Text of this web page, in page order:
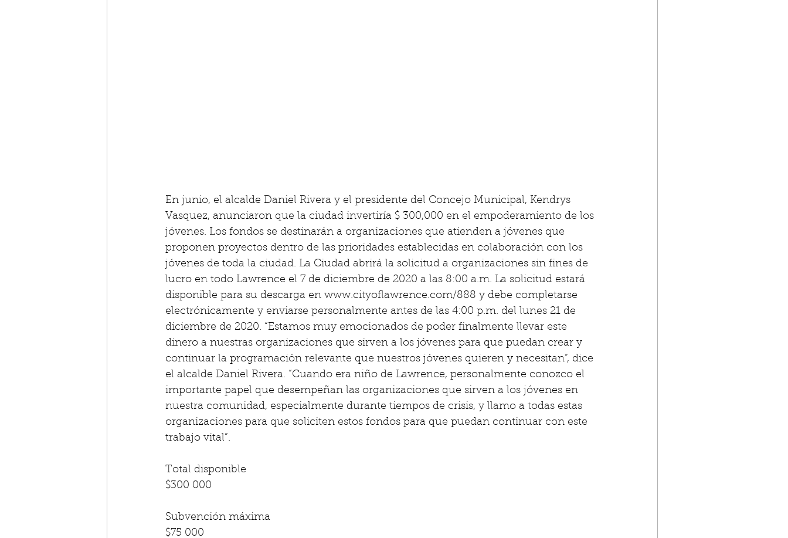
En junio, el alcalde Daniel Rivera y el presidente del Concejo Municipal, Kendrys
Vasquez, anunciaron que la ciudad invertiría $ 300,000 en el empoderamiento de los
jóvenes. Los fondos se destinarán a organizaciones que atienden a jóvenes que
proponen proyectos dentro de las prioridades establecidas en colaboración con los
jóvenes de toda la ciudad. La Ciudad abrirá la solicitud a organizaciones sin fines de
lucro en todo Lawrence el 7 de diciembre de 2020 a las 8:00 a.m. La solicitud estará
disponible para su descarga en www.cityoflawrence.com/888 y debe completarse
electrónicamente y enviarse personalmente antes de las 4:00 p.m. del lunes 21 de
diciembre de 2020. “Estamos muy emocionados de poder finalmente llevar este
dinero a nuestras organizaciones que sirven a los jóvenes para que puedan crear y
continuar la programación relevante que nuestros jóvenes quieren y necesitan”, dice
el alcalde Daniel Rivera. “Cuando era niño de Lawrence, personalmente conozco el
importante papel que desempeñan las organizaciones que sirven a los jóvenes en
nuestra comunidad, especialmente durante tiempos de crisis, y llamo a todas estas
organizaciones para que soliciten estos fondos para que puedan continuar con este
trabajo vital”.
Total disponible
$300 000
Subvención máxima
$75 000